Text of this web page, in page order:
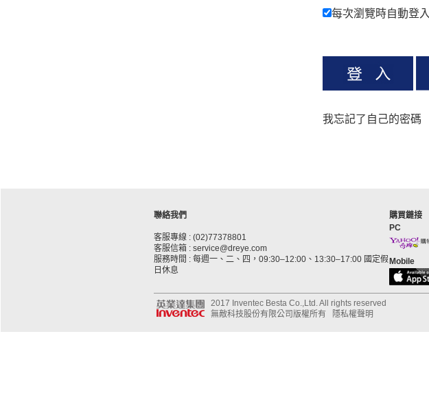
每次瀏覽時自動登入
我忘記了自己的密碼
聯絡我們
客服專線 : (02)77378801
客服信箱 : service@dreye.com
服務時間 : 每週一、二、四，09:30–12:00、13:30–17:00 國定假
日休息
購買鏈接
PC
Mobile
2017 Inventec Besta Co.,Ltd. All rights reserved
無敵科技股份有限公司版權所有
隱私權聲明